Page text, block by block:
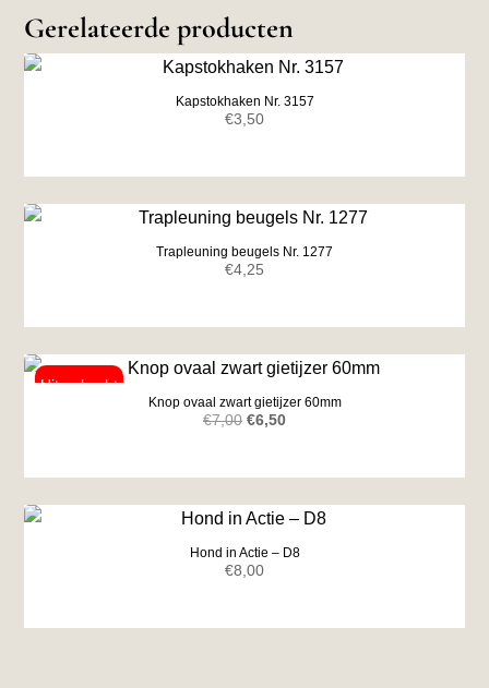
Gerelateerde producten
Kapstokhaken Nr. 3157
€3,50
Trapleuning beugels Nr. 1277
€4,25
Knop ovaal zwart gietijzer 60mm
€7,00 Oorspronkelijke
was:
€7,00.
€6,50Huidige
is:
€6,50.
Hond in Actie – D8
€8,00